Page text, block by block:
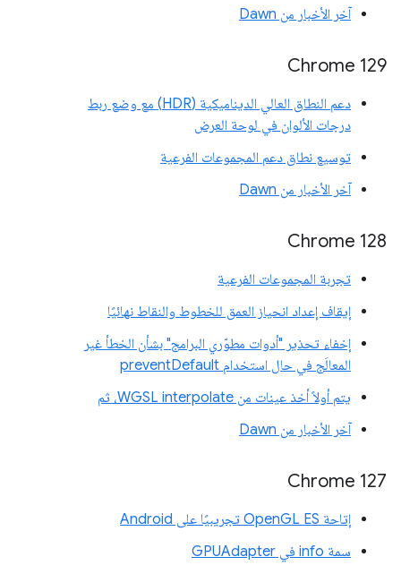
آخر الأخبار من Dawn
Chrome 129
دعم النطاق العالي الديناميكية (HDR) مع وضع ربط
درجات الألوان في لوحة العرض
توسيع نطاق دعم المجموعات الفرعية
آخر الأخبار من Dawn
‫Chrome 128
تجربة المجموعات الفرعية
إيقاف إعداد انحياز العمق للخطوط والنقاط نهائيًا
إخفاء تحذير "أدوات مطوّري البرامج" بشأن الخطأ غير
المعالَج في حال استخدام preventDefault
يتم أولاً أخذ عينات من WGSL interpolate، ثم
آخر الأخبار من Dawn
Chrome 127
إتاحة OpenGL ES تجريبيًا على Android
سمة info في GPUAdapter